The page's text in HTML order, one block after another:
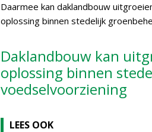
Daarmee kan daklandbouw
oplossing binnen stedelijk
Daklandbouw kan
oplossing binnen
voedselvoorziening
LEES OOK